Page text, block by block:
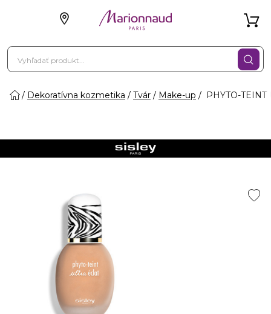
Dekoratívna kozmetika Tvár Make-up PHYTO-